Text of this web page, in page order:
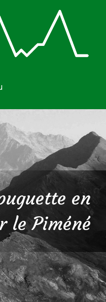
en
le Piméné